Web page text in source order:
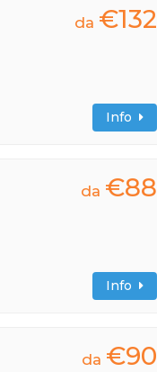
da €132
Info
da €88
Info
da €90